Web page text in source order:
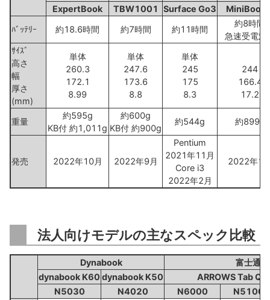
ExpertBook
TBW1001 Surface Go3
MiniBook
ﾊﾞｯﾃﾘｰ
約18.6時間 約7時間 約11時間
約8時間
急速受電対
ｻｲｽﾞ
高さ
幅
厚さ
(mm)
単体
260.3
172.1
8.99
単体
247.6
173.6
8.8
単体
245
175
8.3
244
166.4
17.2
重量
約595g
KB付 約1,011g
約600g
KB付 約900g
約544g 約899g
発売 2022年10月 2022年9月
Pentium
2021年11月
Core i3
2022年2月
2022年1
法人向けモデルの主なスペック比較
Dynabook
富士通
dynabook K60 dynabook K50
ARROWS Tab
N5030
N4020 N6000 N5100